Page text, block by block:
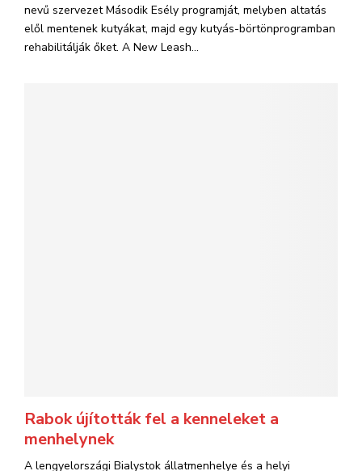
nevű szervezet Második Esély programját, melyben altatás
elől mentenek kutyákat, majd egy kutyás-börtönprogramban
rehabilitálják őket. A New Leash...
Rabok újították fel a kenneleket a
menhelynek
A lengyelországi Bialystok állatmenhelye és a helyi